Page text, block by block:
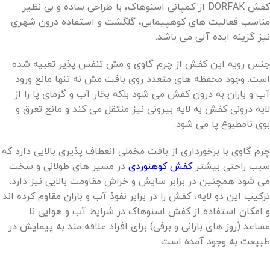
کفش DORFAK از کمپانی اسنوهاک، با طراحی ساده و بی نظیر
مناسب فعالیت های کوهپیمایی، گلگشت و استفاده درون شهری
نیز گزینه ایده آلی می باشد.
جنس رویه این کفش از چرم گاوی و مش تنفس پذیر تعبیه شده
است. وجود محفظه های متعدد روی بافت مش نه تنها مانع ورود
آب و باران به درون کفش می شود بلکه بخار آب و گرمای پا را از
لایه درونی کفش به لایه بیرونی نیز منتقل می کند و مانع تعرق و
بوی نامطبوع پا می شود.
چرم گاوی با برخورداری از بافت مخملی انعطاف پذیری بالایی دارد که
سبب راحتی بیشترکفش کوهنوردی در مسیر های طولانی و سخت
می شود همچنین در برابر سایش و خراش مقاومت بالایی نیز دارد.
ترکیب این دو لایه، کفش را در برابر نفوذ آب و باران مقاوم کرده اند
و امکان استفاده از کفش اسنوهاک در شرایط آب و هوایی نا
مساعد (روز های بارانی و برفی) برای افراد علاقه مند به پیمایش در
طبیعت به وجود آمده است.